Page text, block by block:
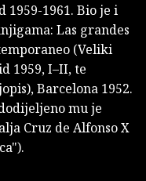
1959-1961. Bio je i
Las grandes
(Veliki
1959, I–II, te
Barcelona 1952.
mu je
Cruz de Alfonso X